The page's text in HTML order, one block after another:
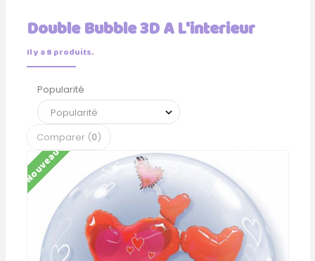
Double Bubble 3D A L'interieur
Il y a 8 produits.
Popularité
Comparer (0)
Nouveau